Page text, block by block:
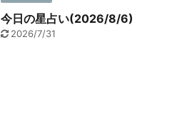
今日の星占い(2026/8/6)
2026/7/31